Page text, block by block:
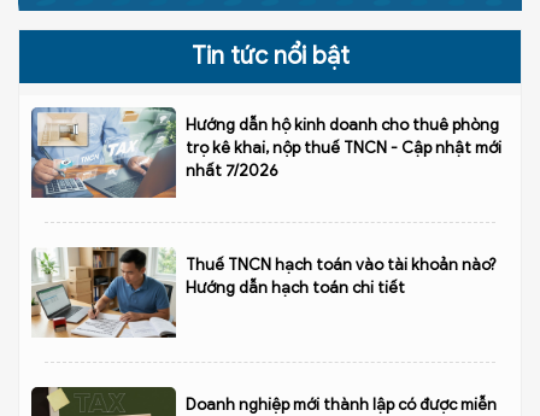
Tin tức nổi bật
Hướng dẫn hộ kinh doanh cho thuê phòng
trọ kê khai, nộp thuế TNCN - Cập nhật mới
nhất 7/2026
Thuế TNCN hạch toán vào tài khoản nào?
Hướng dẫn hạch toán chi tiết
Doanh nghiệp mới thành lập có được miễn